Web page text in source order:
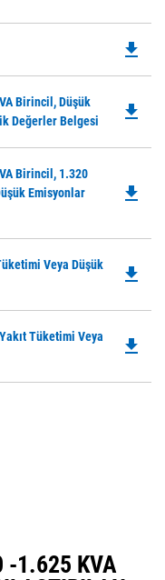
file_download
Birincil, Düşük
Değerler Belgesi
file_download
Birincil, 1.320
Emisyonlar
file_download
Veya Düşük
file_download
Tüketimi Veya
file_download
-1.625 KVA